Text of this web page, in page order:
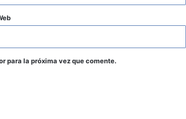
para la próxima vez que comente.